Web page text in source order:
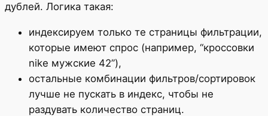
дублей. Логика такая:
индексируем только те страницы фильтрации,
которые имеют спрос (например, “кроссовки
nike мужские 42”),
остальные комбинации фильтров/сортировок
лучше не пускать в индекс, чтобы не
раздувать количество страниц.